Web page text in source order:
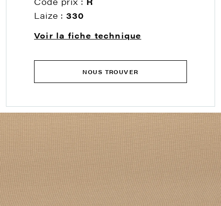
Laize :330
Voir la fiche technique
NOUS TROUVER